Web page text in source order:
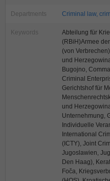
Departments Criminal law,
Keywords
Abteilung für
(RBiH)Armee
(von
und
Bugojno,
Criminal
Gerichtshof für
und
Unternehmung,
Individuelle
International
(ICTY), Joint
Jugoslawien,
Den Haag),
Foča,